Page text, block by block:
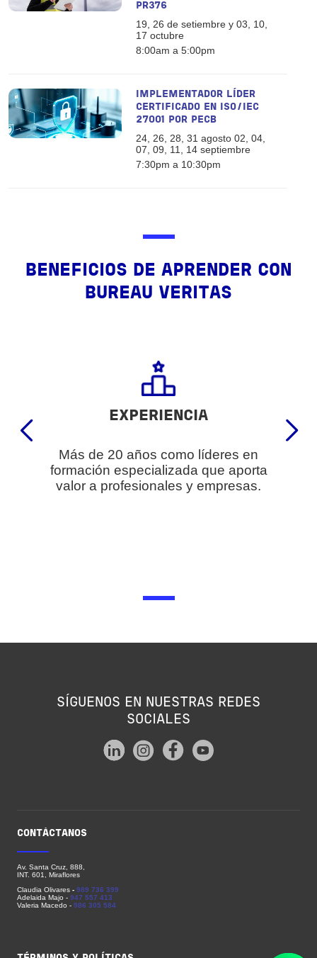
PR376
19, 26 de setiembre y 03, 10,
17 octubre
8:00am a 5:00pm
IMPLEMENTADOR LÍDER
CERTIFICADO EN ISO/IEC
27001 POR PECB
24, 26, 28, 31 agosto 02, 04,
07, 09, 11, 14 septiembre
7:30pm a 10:30pm
BENEFICIOS DE APRENDER CON
BUREAU VERITAS
EXPERIENCIA
Más de 20 años como líderes en
formación especializada que aporta
valor a profesionales y empresas.
SÍGUENOS EN NUESTRAS REDES
SOCIALES
CONTÁCTANOS
Av. Santa Cruz, 888,
INT. 601, Miraflores
Claudia Olivares - 989 736 399
Adelaida Majo - 947 557 413
Valeria Macedo - 986 305 584